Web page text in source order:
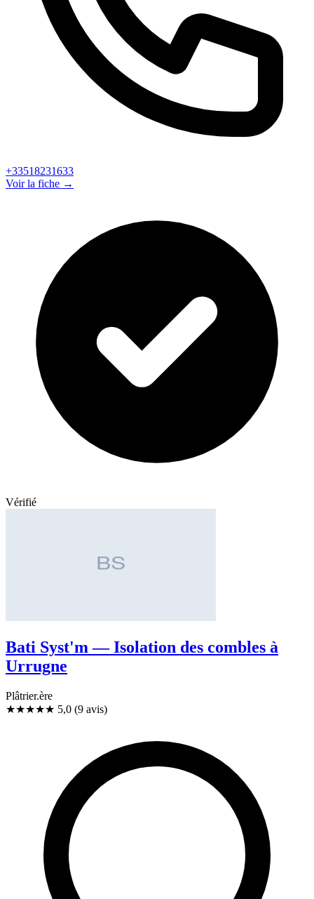
+33518231633
Voir la fiche →
Vérifié
Bati Syst'm — Isolation des combles à
Urrugne
Plâtrier.ère
★★★★★ 5,0 (9 avis)